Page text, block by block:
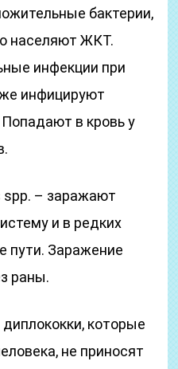
бактерии,
населяют ЖКТ.
инфекции при
инфицируют
в кровь у
spp. – заражают
и в редких
пути. Заражение
раны.
которые
не приносят